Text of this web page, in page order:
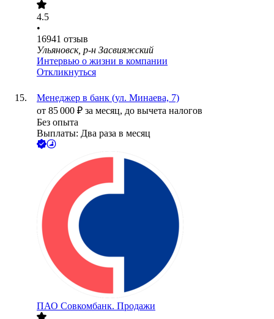
4.5
•
16941 отзыв
Ульяновск, р-н Засвияжский
Интервью о жизни в компании
Откликнуться
Менеджер в банк (ул. Минаева, 7)
от 85 000 ₽ за месяц, до вычета налогов
Без опыта
Выплаты: Два раза в месяц
ПАО Совкомбанк. Продажи